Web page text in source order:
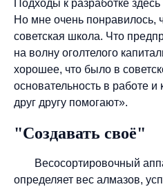
Подходы к разработке
Но мне очень понравилось,
советская школа. Что
на волну оголтелого
хорошее, что было в
основательность в работе и
друг другу помогают».
"Создавать своё"
Весосортировочный
определяет вес алмазов,